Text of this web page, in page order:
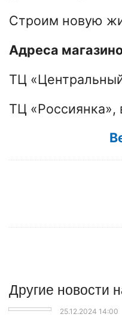
Строим новую
Адреса
ТЦ
ТЦ «Россиянка»,
Другие новости
25.12.2024 14:00